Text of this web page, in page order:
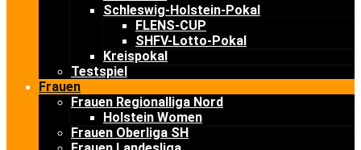
Schleswig-Holstein-Pokal
FLENS-CUP
SHFV-Lotto-Pokal
Kreispokal
Testspiel
Frauen
Frauen Regionalliga Nord
Holstein Women
Frauen Oberliga SH